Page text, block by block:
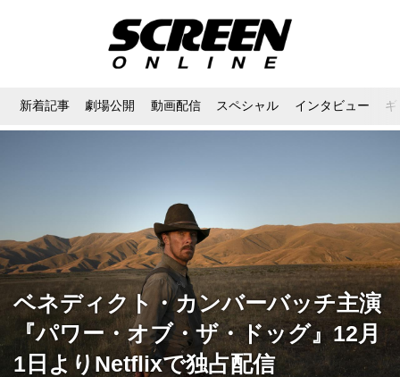
新着記事 劇場公開 動画配信 スペシャル インタビュー
ベネディクト・カンバーバッチ主演
『パワー・オブ・ザ・ドッグ』12月
1日よりNetflixで独占配信